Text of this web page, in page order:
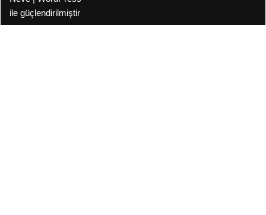
ile güçlendirilmiştir